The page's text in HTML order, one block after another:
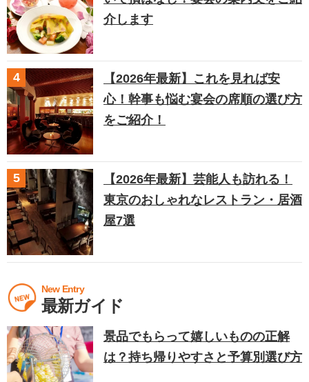
介します
【2026年最新】これを見れば安
心！幹事も悩む宴会の席順の選び方
をご紹介！
【2026年最新】芸能人も訪れる！
東京のおしゃれなレストラン・居酒
屋7選
New Entry
最新ガイド
景品でもらって嬉しいものの正解
は？持ち帰りやすさと予算別選び方